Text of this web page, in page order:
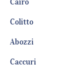
Colitto
Abozzi
Caccuri